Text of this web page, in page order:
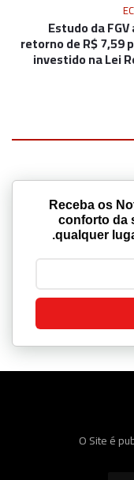
Estudo da
retorno de R$ 7,59
investido na Lei
Receba os
conforto da
qualquer
O Site é